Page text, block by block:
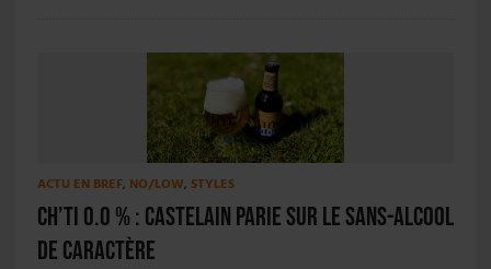
ACTU EN BREF, NO/LOW, STYLES
Ch’ti 0.0 % : Castelain parie sur le sans-alcool
de caractère